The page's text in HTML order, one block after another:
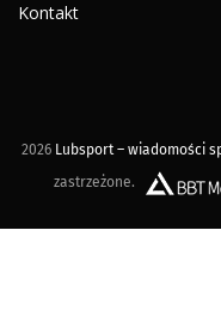
Kontakt
2026 Lubsport – wiadomości
zastrzeżone.